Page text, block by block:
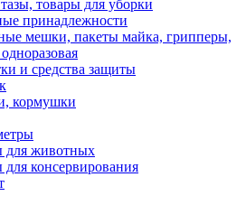
товары для уборки
принадлежности
мешки, пакеты майка, грипперы,
и средства защиты
кормушки
для животных
для консервирования